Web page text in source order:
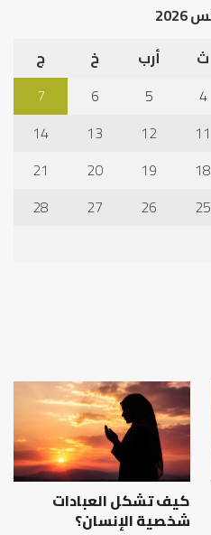
ث أرب خ
ج
4
5
6
7
11
12
13
14
18
19
20
21
25
26
27
28
كيف تشكل العبادات
شخصية الإنسان؟